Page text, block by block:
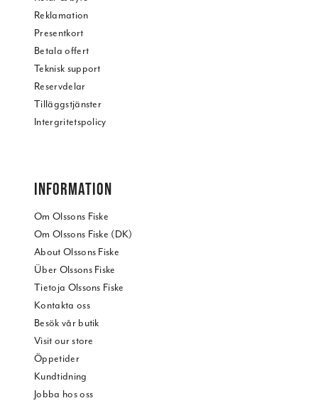
Reklamation
Presentkort
Betala offert
Teknisk support
Reservdelar
Tilläggstjänster
Intergritetspolicy
INFORMATION
Om Olssons Fiske
Om Olssons Fiske (DK)
About Olssons Fiske
Über Olssons Fiske
Tietoja Olssons Fiske
Kontakta oss
Besök vår butik
Visit our store
Öppetider
Kundtidning
Jobba hos oss